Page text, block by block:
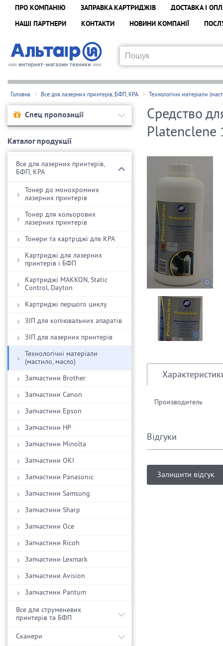
ПРО КОМПАНІЮ ЗАПРАВКА КАРТРИДЖІВ
ДОСТАВКА І
НАШІ ПАРТНЕРИ
КОНТАКТИ НОВИНИ КОМПАНІЇ
Головна Все для лазерних принтерів, БФП, КРА Технологічні матеріали
Спец пропозиції
Каталог продукції
Все для лазерних принтерів,
БФП, КРА
Тонер до монохромних
лазерних принтерiв
Тонер для кольорових
лазерних принтерів
Тонери та картріджі для КРА
Картриджі для лазерних
принтерів і БФП
Картриджі MAKKON, Static
Control, Dayton
Картриджі першого циклу
ЗIП для копіювальних апаратів
ЗIП для лазерних принтерів
Технологічні матеріали
(мастило, масло)
Запчастини Brother
Запчастини Canon
Запчастини Epson
Запчастини HP
Запчастини Minolta
Запчастини OKI
Запчастини Panasonic
Запчастини Samsung
Запчастини Sharp
Запчастини Oce
Запчастини Ricoh
Запчастини Lexmark
Запчастини Avision
Запчастини Pantum
Все для струменевих
принтерів та БФП
Сканери
Средство
Platenclene
Производитель
Відгуки
Залишити відгук